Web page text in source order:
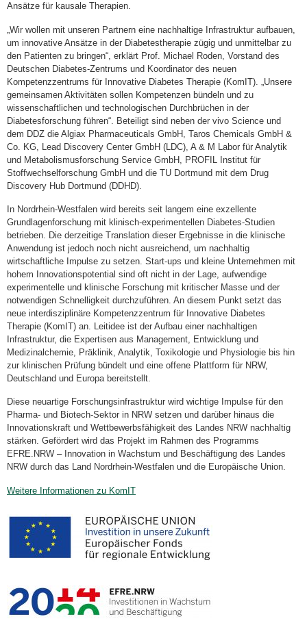
Ansätze für kausale Therapien.
„Wir wollen mit unseren Partnern eine nachhaltige Infrastruktur aufbauen,
um innovative Ansätze in der Diabetestherapie zügig und unmittelbar zu
den Patienten zu bringen“, erklärt Prof. Michael Roden, Vorstand des
Deutschen Diabetes-Zentrums und Koordinator des neuen
Kompetenzzentrums für Innovative Diabetes Therapie (KomIT). „Unsere
gemeinsamen Aktivitäten sollen Kompetenzen bündeln und zu
wissenschaftlichen und technologischen Durchbrüchen in der
Diabetesforschung führen“. Beteiligt sind neben der vivo Science und
dem DDZ die Algiax Pharmaceuticals GmbH, Taros Chemicals GmbH &
Co. KG, Lead Discovery Center GmbH (LDC), A & M Labor für Analytik
und Metabolismusforschung Service GmbH, PROFIL Institut für
Stoffwechselforschung GmbH und die TU Dortmund mit dem Drug
Discovery Hub Dortmund (DDHD).
In Nordrhein-Westfalen wird bereits seit langem eine exzellente
Grundlagenforschung mit klinisch-experimentellen Diabetes-Studien
betrieben. Die derzeitige Translation dieser Ergebnisse in die klinische
Anwendung ist jedoch noch nicht ausreichend, um nachhaltig
wirtschaftliche Impulse zu setzen. Start-ups und kleine Unternehmen mit
hohem Innovationspotential sind oft nicht in der Lage, aufwendige
experimentelle und klinische Forschung mit kritischer Masse und der
notwendigen Schnelligkeit durchzuführen. An diesem Punkt setzt das
neue interdisziplinäre Kompetenzzentrum für Innovative Diabetes
Therapie (KomIT) an. Leitidee ist der Aufbau einer nachhaltigen
Infrastruktur, die Expertisen aus Management, Entwicklung und
Medizinalchemie, Präklinik, Analytik, Toxikologie und Physiologie bis hin
zur klinischen Prüfung bündelt und eine offene Plattform für NRW,
Deutschland und Europa bereitstellt.
Diese neuartige Forschungsinfrastruktur wird wichtige Impulse für den
Pharma- und Biotech-Sektor in NRW setzen und darüber hinaus die
Innovationskraft und Wettbewerbsfähigkeit des Landes NRW nachhaltig
stärken. Gefördert wird das Projekt im Rahmen des Programms
EFRE.NRW – Innovation in Wachstum und Beschäftigung des Landes
NRW durch das Land Nordrhein-Westfalen und die Europäische Union.
Weitere Informationen zu KomIT